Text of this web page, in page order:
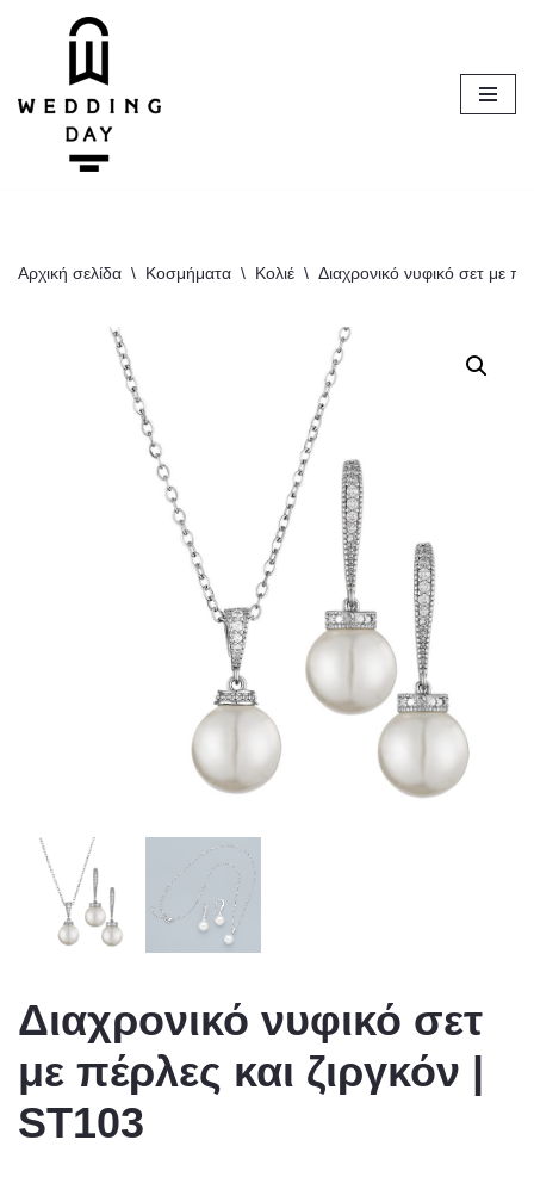
περιεχόμενο
Αρχική σελίδα \ Κοσμήματα \ Κολιέ \ Διαχρονικό νυφικό σετ με
Διαχρονικό νυφικό σετ
με πέρλες και ζιργκόν |
ST103